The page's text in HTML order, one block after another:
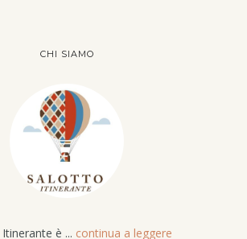
CHI SIAMO
è ... continua a leggere